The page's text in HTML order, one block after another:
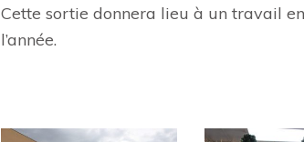
Cette sortie donnera lieu à un travail
l’année.